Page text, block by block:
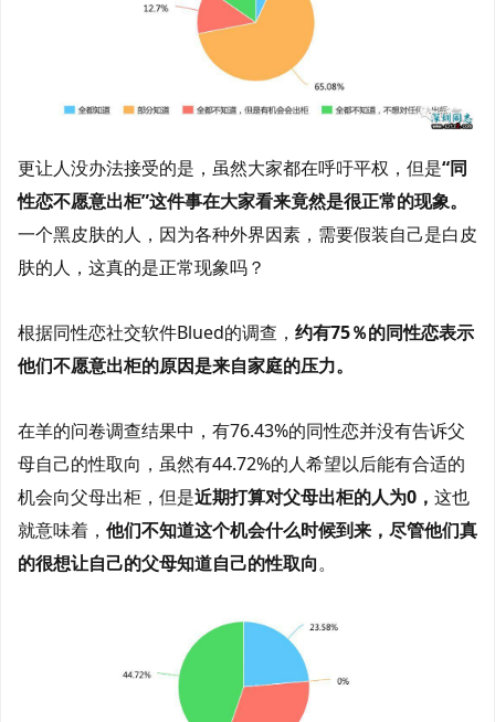
更让人没办法接受的是，虽然大家都在呼吁平权，但是“同
性恋不愿意出柜”这件事在大家看来竟然是很正常的现象。
一个黑皮肤的人，因为各种外界因素，需要假装自己是白皮
肤的人，这真的是正常现象吗？
根据同性恋社交软件Blued的调查， 约有75％的同性恋表示
他们不愿意出柜的原因是来自家庭的压力。
在羊的问卷调查结果中，有76.43%的同性恋并没有告诉父
母自己的性取向，虽然有44.72%的人希望以后能有合适的
机会向父母出柜，但是近期打算对父母出柜的人为0， 这也
就意味着， 他们不知道这个机会什么时候到来，尽管他们真
的很想让自己的父母知道自己的性取向。